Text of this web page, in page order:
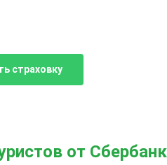
страховку
от